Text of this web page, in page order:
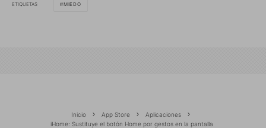
ETIQUETAS MIEDO
Inicio App Store
Aplicaciones
iHome: Sustituye el botón Home por gestos en la pantalla